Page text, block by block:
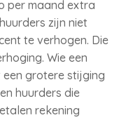
per maand extra
zijn niet
te verhogen. Die
Wie een
grotere stijging
huurders die
rekening